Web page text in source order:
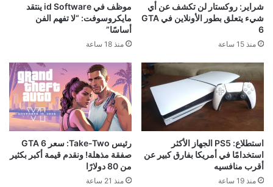
شراير: روكستار لن تكشف عن أي
شيء يتعلق بطور الأونلاين في GTA
6
منذ 15 ساعة
موظف في id Software ينتقد
مايكروسوفت: “لا تفهم الفن
أساسًا”
منذ 18 ساعة
استطلاع: PS5 الجهاز الأكثر
استخدامًا في أمريكا بفارق كبير عن
أقرب منافسيه
منذ 19 ساعة
رئيس Take-Two: سعر GTA 6
صفقة مذهلة! ونقدم قيمة أكبر بكثير
من 80 دولارًا
منذ 21 ساعة